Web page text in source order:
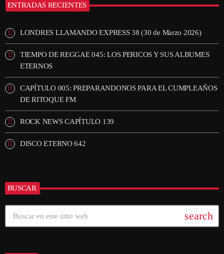
ENTRADAS RECIENTES
LONDRES LLAMANDO EXPRESS 38 (30 de Marzo 2026)
TIEMPO DE REGGAE 045: LOS PERICOS Y SUS ALBUMES
ETERNOS
CAPÍTULO 005: PREPARANDONOS PARA EL CUMPLEAÑOS
DE RITOQUE FM
ROCK NEWS CAPÍTULO 139
DISCO ETERNO 642
BUSCAR
search